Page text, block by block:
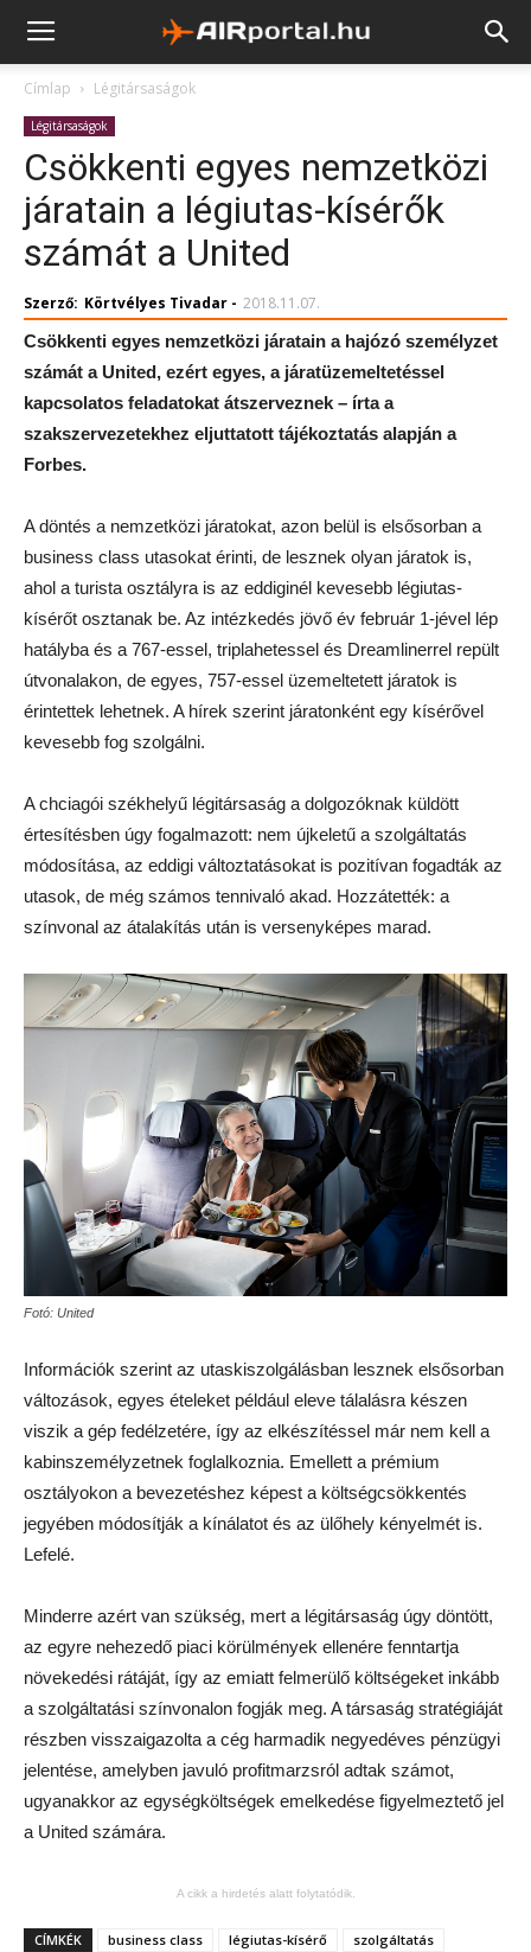
Címlap Légitársaságok
Légitársaságok
Csökkenti egyes nemzetközi
járatain a légiutas-kísérők
számát a United
Szerző: Körtvélyes Tivadar - 2018.11.07.
Csökkenti egyes nemzetközi járatain a hajózó személyzet
számát a United, ezért egyes, a járatüzemeltetéssel
kapcsolatos feladatokat átszerveznek – írta a
szakszervezetekhez eljuttatott tájékoztatás alapján a
Forbes.
A döntés a nemzetközi járatokat, azon belül is elsősorban a
business class utasokat érinti, de lesznek olyan járatok is,
ahol a turista osztályra is az eddiginél kevesebb légiutas-
kísérőt osztanak be. Az intézkedés jövő év február 1-jével lép
hatályba és a 767-essel, triplahetessel és Dreamlinerrel repült
útvonalakon, de egyes, 757-essel üzemeltetett járatok is
érintettek lehetnek. A hírek szerint járatonként egy kísérővel
kevesebb fog szolgálni.
A chciagói székhelyű légitársaság a dolgozóknak küldött
értesítésben úgy fogalmazott: nem újkeletű a szolgáltatás
módosítása, az eddigi változtatásokat is pozitívan fogadták az
utasok, de még számos tennivaló akad. Hozzátették: a
színvonal az átalakítás után is versenyképes marad.
Fotó: United
Információk szerint az utaskiszolgálásban lesznek elsősorban
változások, egyes ételeket például eleve tálalásra készen
viszik a gép fedélzetére, így az elkészítéssel már nem kell a
kabinszemélyzetnek foglalkoznia. Emellett a prémium
osztályokon a bevezetéshez képest a költségcsökkentés
jegyében módosítják a kínálatot és az ülőhely kényelmét is.
Lefelé.
Minderre azért van szükség, mert a légitársaság úgy döntött,
az egyre nehezedő piaci körülmények ellenére fenntartja
növekedési rátáját, így az emiatt felmerülő költségeket inkább
a szolgáltatási színvonalon fogják meg. A társaság stratégiáját
részben visszaigazolta a cég harmadik negyedéves pénzügyi
jelentése, amelyben javuló profitmarzsról adtak számot,
ugyanakkor az egységköltségek emelkedése figyelmeztető jel
a United számára.
A cikk a hirdetés alatt folytatódik.
CÍMKÉK business class légiutas-kísérő szolgáltatás